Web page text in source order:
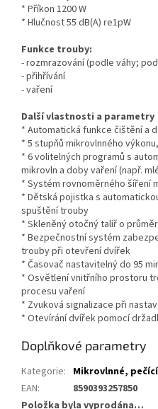
* Příkon 1200 W
* Hlučnost 55 dB(A) re1pW
Funkce trouby:
- rozmrazování (podle váhy;
- přihřívání
- vaření
Další vlastnosti a parametry
* Automatická funkce čištění a
* 5 stupňů mikrovlnného
* 6 volitelných programů s
mikrovln a doby vaření (např.
* Systém rovnoměrného šíření
* Dětská pojistka s
spuštění trouby
* Skleněný otočný talíř o
* Bezpečnostní systém
trouby při otevření dvířek
* Časovač nastavitelný do 95
* Osvětlení vnitřního prostoru
procesu vaření
* Zvuková signalizace při
* Otevírání dvířek pomocí
Doplňkové parametry
Kategorie: Mikrovlnné,
EAN:
8590393257850
Položka byla vyprodána…